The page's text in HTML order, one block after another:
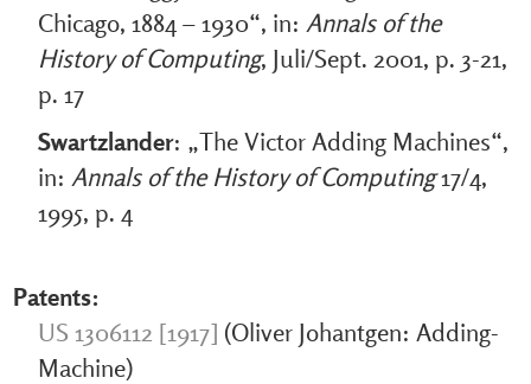
Chicago, 1884 – 1930“, in: Annals of the
History of Computing, Juli/Sept. 2001, p. 3-21,
p. 17
Swartzlander: „The Victor Adding Machines“,
in: Annals of the History of Computing17/4,
1995, p. 4
Patents:
US 1306112 [1917] (Oliver Johantgen: Adding-
Machine)